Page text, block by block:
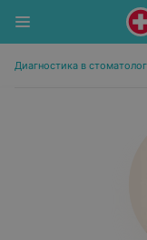
Диагностика в